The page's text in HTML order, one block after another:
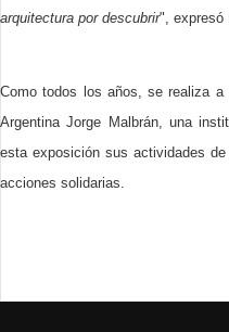
arquitectura por descubrir", expresó
Como todos los años, se realiza a
Argentina Jorge Malbrán, una
esta exposición sus actividades
acciones solidarias.